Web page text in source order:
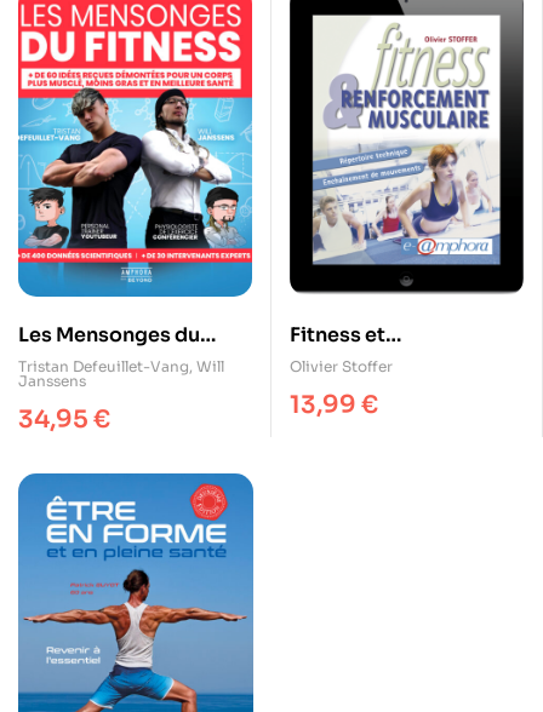
Les Mensonges du
Fitness
Tristan Defeuillet-Vang, Will
Janssens
34,95 €
Fitness et
renforcement
musculaire
Olivier Stoffer
13,99 €